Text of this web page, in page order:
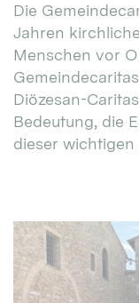
Die
Jahren
Menschen vor
Diözesan-
Bedeutung, die
dieser wichtigen